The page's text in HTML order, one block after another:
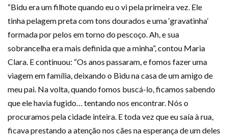
“Bidu era um filhote quando eu o vi pela primeira vez. Ele
tinha pelagem preta com tons dourados e uma ‘gravatinha’
formada por pelos em torno do pescoço. Ah, e sua
sobrancelha era mais definida que a minha”, contou Maria
Clara. E continuou: “Os anos passaram, e fomos fazer uma
viagem em família, deixando o Bidu na casa de um amigo de
meu pai. Na volta, quando fomos buscá-lo, ficamos sabendo
que ele havia fugido… tentando nos encontrar. Nós o
procuramos pela cidade inteira. E toda vez que eu saía à rua,
ficava prestando a atenção nos cães na esperança de um deles